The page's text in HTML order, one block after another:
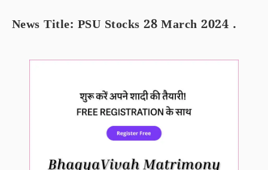
News Title: PSU Stocks 28 March 2024 .